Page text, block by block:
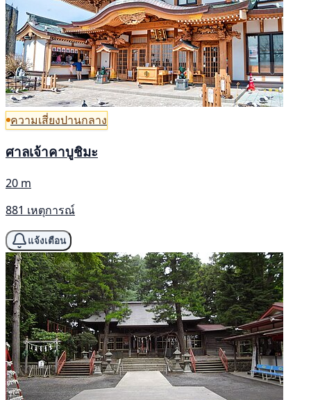
ความเสี่ยงปานกลาง
ศาลเจ้าคาบูชิมะ
20 m
881 เหตุการณ์
แจ้งเตือน